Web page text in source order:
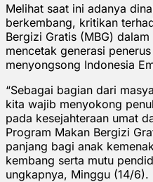
Melihat saat ini adanya
berkembang, kritikan
Bergizi Gratis (MBG)
mencetak generasi
menyongsong Indonesia
“Sebagai bagian dari
kita wajib menyokong
pada kesejahteraan umat
Program Makan Bergizi
panjang bagi anak
kembang serta mutu
ungkapnya, Minggu (14/6).